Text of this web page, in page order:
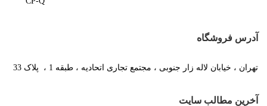
آدرس فروشگاه
تهران ، خیابان لاله زار جنوبی ، مجتمع تجاری اتحادیه ، طبقه 1 ، پلاک 33
آخرین مطالب سایت